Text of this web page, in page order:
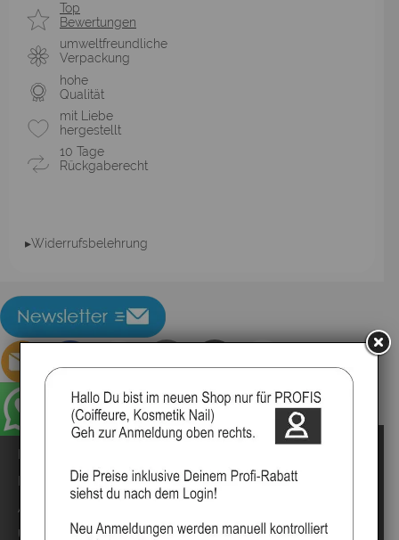
Top
Bewertungen
umweltfreundliche
Verpackung
hohe
Qualität
mit Liebe
hergestellt
10 Tage
Rückgaberecht
▸Widerrufsbelehrung
Impressum
Kontakt
Anmelden
Über uns